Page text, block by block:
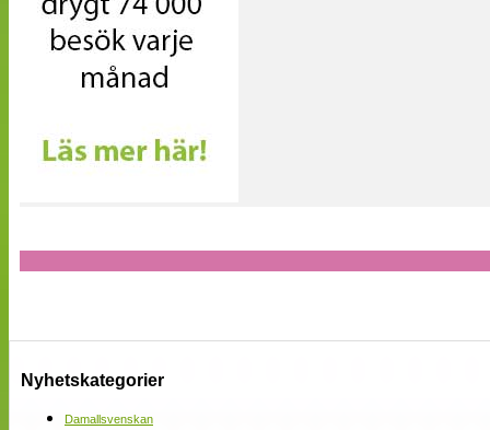
Nyhetskategorier
Damallsvenskan